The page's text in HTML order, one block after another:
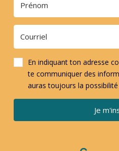
En indiquant ton adresse
te communiquer des
auras toujours la
Je